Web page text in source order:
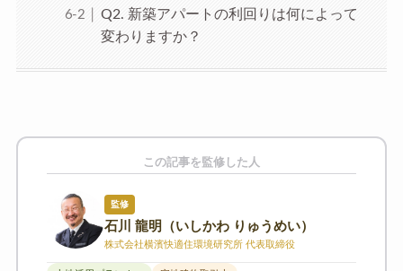
Q2. 新築アパートの利回りは何によって
変わりますか？
この記事を監修した人
監修
石川 龍明（いしかわ りゅうめい）
株式会社横濱快適住環境研究所 代表取締役